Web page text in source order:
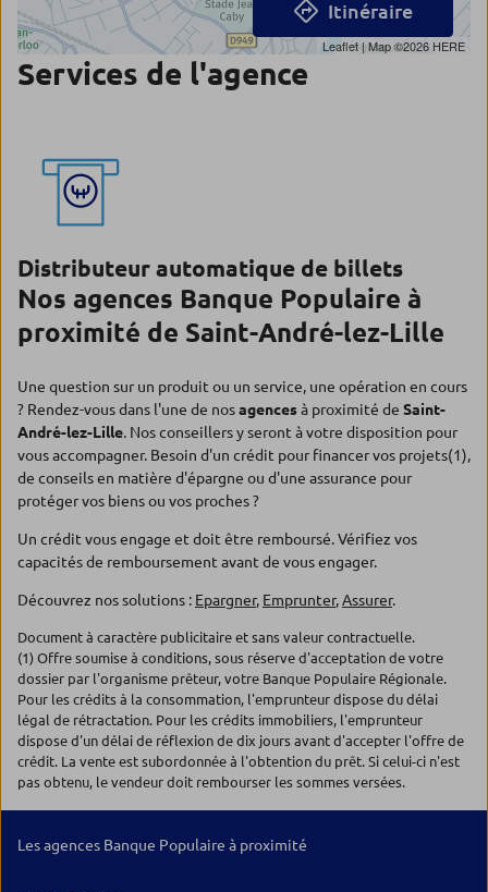
Leaflet| Map ©2026 HERE
Itinéraire
Services de l'agence
Distributeur automatique de billets
Nos agences Banque Populaire à
proximité de Saint-André-lez-Lille
Une question sur un produit ou un service, une opération en cours
? Rendez-vous dans l'une de nosagencesà proximité de Saint-
André-lez-Lille. Nos conseillers y seront à votre disposition pour
vous accompagner. Besoin d'un crédit pour financer vos projets(1),
de conseils en matière d'épargne ou d'une assurance pour
protéger vos biens ou vos proches ?
Un crédit vous engage et doit être remboursé. Vérifiez vos
capacités de remboursement avant de vous engager.
Découvrez nos solutions : Epargner, Emprunter,Assurer.
Document à caractère publicitaire et sans valeur contractuelle.
(1) Offre soumise à conditions, sous réserve d'acceptation de votre
dossier par l'organisme prêteur, votre Banque Populaire Régionale.
Pour les crédits à la consommation, l'emprunteur dispose du délai
légal de rétractation. Pour les crédits immobiliers, l'emprunteur
dispose d'un délai de réflexion de dix jours avant d'accepter l'offre de
crédit. La vente est subordonnée à l'obtention du prêt. Si celui-ci n'est
pas obtenu, le vendeur doit rembourser les sommes versées.
Les agences Banque Populaire à proximité